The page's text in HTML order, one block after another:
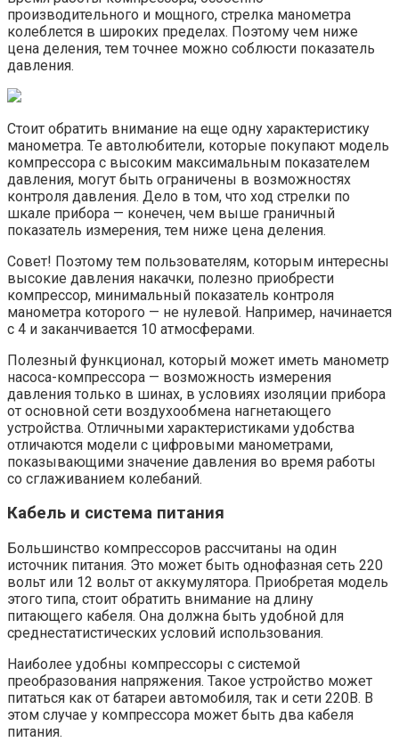
производительного и мощного, стрелка манометра
колеблется в широких пределах. Поэтому чем ниже
цена деления, тем точнее можно соблюсти показатель
давления.
Стоит обратить внимание на еще одну характеристику
манометра. Те автолюбители, которые покупают модель
компрессора с высоким максимальным показателем
давления, могут быть ограничены в возможностях
контроля давления. Дело в том, что ход стрелки по
шкале прибора — конечен, чем выше граничный
показатель измерения, тем ниже цена деления.
Совет! Поэтому тем пользователям, которым интересны
высокие давления накачки, полезно приобрести
компрессор, минимальный показатель контроля
манометра которого — не нулевой. Например, начинается
с 4 и заканчивается 10 атмосферами.
Полезный функционал, который может иметь манометр
насоса-компрессора — возможность измерения
давления только в шинах, в условиях изоляции прибора
от основной сети воздухообмена нагнетающего
устройства. Отличными характеристиками удобства
отличаются модели с цифровыми манометрами,
показывающими значение давления во время работы
со сглаживанием колебаний.
Кабель и система питания
Большинство компрессоров рассчитаны на один
источник питания. Это может быть однофазная сеть 220
вольт или 12 вольт от аккумулятора. Приобретая модель
этого типа, стоит обратить внимание на длину
питающего кабеля. Она должна быть удобной для
среднестатистических условий использования.
Наиболее удобны компрессоры с системой
преобразования напряжения. Такое устройство может
питаться как от батареи автомобиля, так и сети 220В. В
этом случае у компрессора может быть два кабеля
питания.